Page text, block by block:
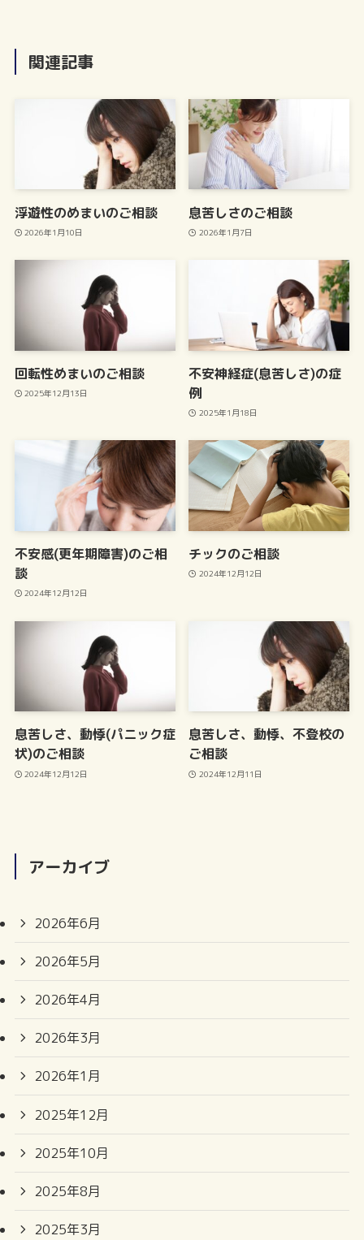
関連記事
浮遊性のめまいのご相談
2026年1月10日
息苦しさのご相談
2026年1月7日
回転性めまいのご相談
2025年12月13日
不安神経症(息苦しさ)の症
例
2025年1月18日
不安感(更年期障害)のご相
談
2024年12月12日
チックのご相談
2024年12月12日
息苦しさ、動悸(パニック症
状)のご相談
2024年12月12日
息苦しさ、動悸、不登校の
ご相談
2024年12月11日
アーカイブ
2026年6月
2026年5月
2026年4月
2026年3月
2026年1月
2025年12月
2025年10月
2025年8月
2025年3月